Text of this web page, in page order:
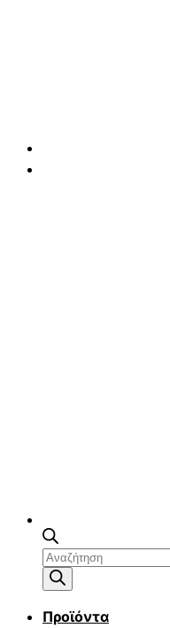
Αναζήτηση
προϊόντων
Προϊόντα